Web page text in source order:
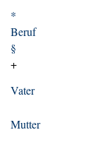
*
Beruf
§
+
Vater
Mutter